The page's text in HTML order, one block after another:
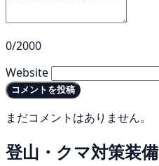
0/2000
Website
コメントを投稿
まだコメントはありません。
登山・クマ対策装備